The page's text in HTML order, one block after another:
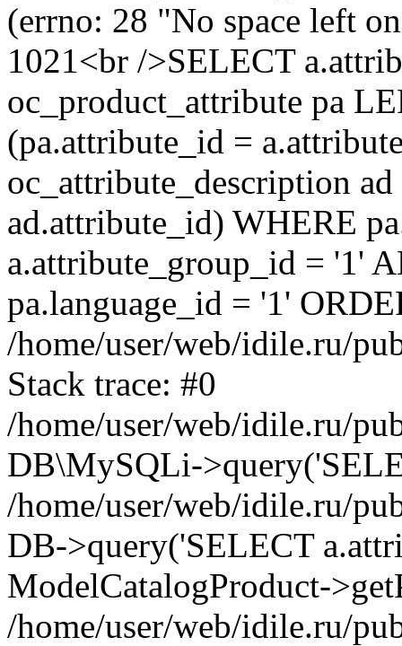
(errno: 28 "No space left
1021<br />SELECT
oc_product_attribute pa
(pa.attribute_id =
oc_attribute_description
ad.attribute_id) WHERE
a.attribute_group_id = '1'
pa.language_id = '1'
/home/user/web/idile.ru/
Stack trace: #0
/home/user/web/idile.ru/
DB\MySQLi-
/home/user/web/idile.ru/
DB->query('SELECT
ModelCatalogProduct-
/home/user/web/idile.ru/